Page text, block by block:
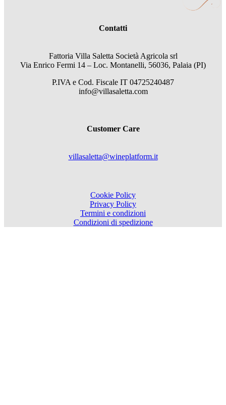
Contatti
Fattoria Villa Saletta Società Agricola srl
Via Enrico Fermi 14 – Loc. Montanelli, 56036, Palaia (PI)
P.IVA e Cod. Fiscale IT 04725240487
info@villasaletta.com
Customer Care
villasaletta@wineplatform.it
Cookie Policy
Privacy Policy
Termini e condizioni
Condizioni di spedizione